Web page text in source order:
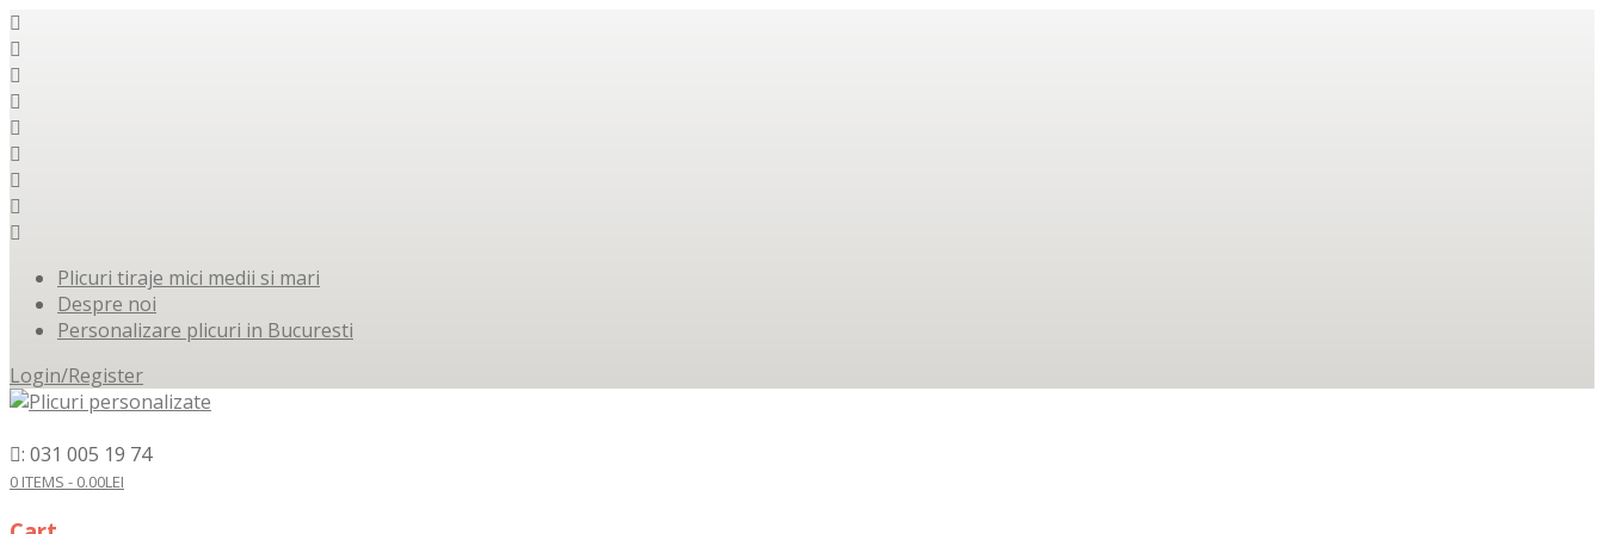
Plicuri tiraje mici medii si mari
Despre noi
Personalizare plicuri in Bucuresti
Login/Register
: 031 005 19 74
0 ITEMS - 0.00LEI